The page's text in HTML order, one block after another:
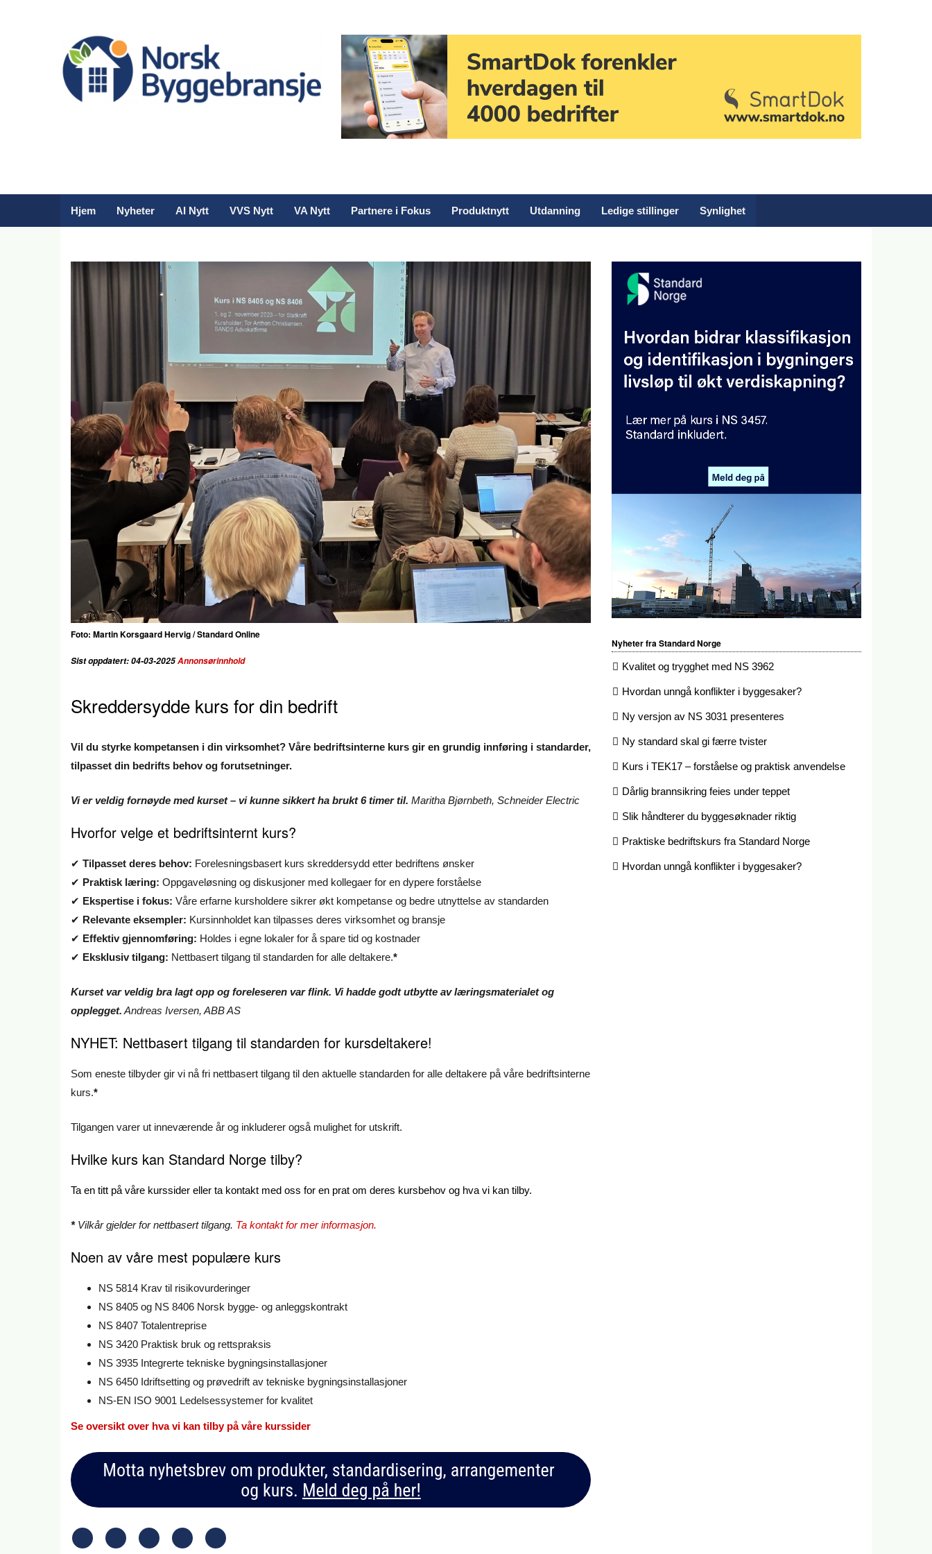
Hjem Nyheter AI Nytt VVS Nytt VA Nytt Partnere i Fokus Produktnytt Utdanning Ledige stillinger Synlighet
Foto: Martin Korsgaard Hervig / Standard Online
Sist oppdatert: 04-03-2025Annonsørinnhold
Skreddersydde kurs for din bedrift
Vil du styrke kompetansen i din virksomhet? Våre bedriftsinterne kurs gir en grundig innføring i standarder,
tilpasset din bedrifts behov og forutsetninger.
Vi er veldig fornøyde med kurset – vi kunne sikkert ha brukt 6 timer til. Maritha Bjørnbeth, Schneider Electric
Hvorfor velge et bedriftsinternt kurs?
✔ Tilpasset deres behov: Forelesningsbasert kurs skreddersydd etter bedriftens ønsker
✔ Praktisk læring: Oppgaveløsning og diskusjoner med kollegaer for en dypere forståelse
✔ Ekspertise i fokus: Våre erfarne kursholdere sikrer økt kompetanse og bedre utnyttelse av standarden
✔ Relevante eksempler: Kursinnholdet kan tilpasses deres virksomhet og bransje
✔ Effektiv gjennomføring: Holdes i egne lokaler for å spare tid og kostnader
✔ Eksklusiv tilgang: Nettbasert tilgang til standarden for alle deltakere.*
Kurset var veldig bra lagt opp og foreleseren var flink. Vi hadde godt utbytte av læringsmaterialet og
opplegget. Andreas Iversen, ABB AS
NYHET: Nettbasert tilgang til standarden for kursdeltakere!
Som eneste tilbyder gir vi nå fri nettbasert tilgang til den aktuelle standarden for alle deltakere på våre bedriftsinterne
kurs.*
Tilgangen varer ut inneværende år og inkluderer også mulighet for utskrift.
Hvilke kurs kan Standard Norge tilby?
Ta en titt på våre kurssider eller ta kontakt med oss for en prat om deres kursbehov og hva vi kan tilby.
* Vilkår gjelder for nettbasert tilgang. Ta kontakt for mer informasjon.
Noen av våre mest populære kurs
NS 5814 Krav til risikovurderinger
NS 8405 og NS 8406 Norsk bygge- og anleggskontrakt
NS 8407 Totalentreprise
NS 3420 Praktisk bruk og rettspraksis
NS 3935 Integrerte tekniske bygningsinstallasjoner
NS 6450 Idriftsetting og prøvedrift av tekniske bygningsinstallasjoner
NS-EN ISO 9001 Ledelsessystemer for kvalitet
Se oversikt over hva vi kan tilby på våre kurssider
Nyheter fra Standard Norge
Kvalitet og trygghet med NS 3962
Hvordan unngå konflikter i byggesaker?
Ny versjon av NS 3031 presenteres
Ny standard skal gi færre tvister
Kurs i TEK17 – forståelse og praktisk anvendelse
Dårlig brannsikring feies under teppet
Slik håndterer du byggesøknader riktig
Praktiske bedriftskurs fra Standard Norge
Hvordan unngå konflikter i byggesaker?